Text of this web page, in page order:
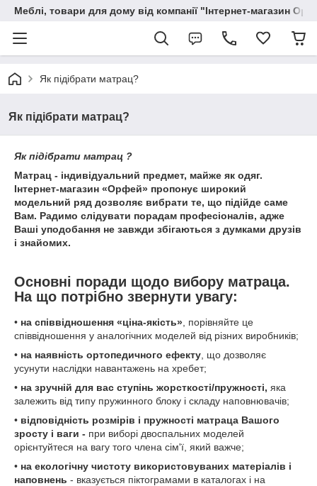
Меблі, товари для дому від компанії "Інтернет-магазин
Як підібрати матрац?
Як підібрати матрац?
Як підібрати матрац ?
Матрац - індивідуальний предмет, майже як одяг.
Інтернет-магазин «Орфей» пропонує широкий
модельний ряд дозволяє вибрати те, що підійде саме
Вам. Радимо слідувати порадам професіоналів, адже
Ваші уподобання не завжди збігаються з думками друзів
і знайомих.
Основні поради щодо вибору матраца.
На що потрібно звернути увагу:
• на співвідношення «ціна-якість» , порівняйте це
співвідношення у аналогічних моделей від різних виробників;
• на наявність ортопедичного ефекту що дозволяє
усунути наслідки навантажень на хребет;
• на зручній для вас ступінь жорсткості/пружності, яка
залежить від типу пружинного блоку і складу наповнювачів;
• відповідність розмірів і пружності матраца Вашого
зросту і ваги - при виборі двоспальних моделей
орієнтуйтеся на вагу того члена сім'ї, який важче;
• на екологічну чистоту використовуваних матеріалів і
наповнень - вказується піктограмами в каталогах і на